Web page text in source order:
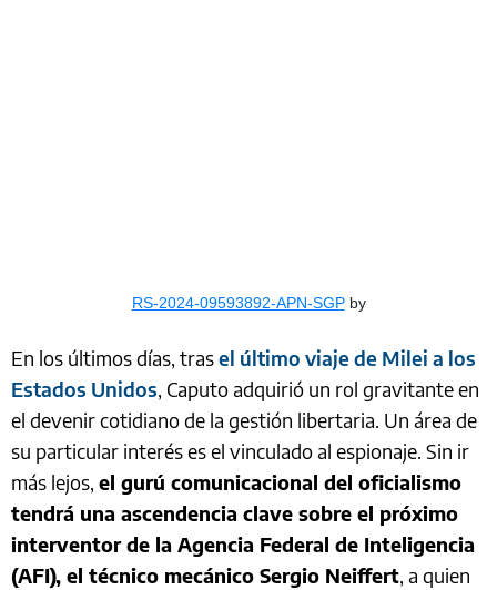
RS-2024-09593892-APN-SGPby
En los últimos días, trasel último viaje de Milei a los
Estados Unidos, Caputo adquirió un rol gravitante en
el devenir cotidiano de la gestión libertaria. Un área de
su particular interés es el vinculado al espionaje. Sin ir
más lejos, el gurú comunicacional del oficialismo
tendrá una ascendencia clave sobre el próximo
interventor de la Agencia Federal de Inteligencia
(AFI), el técnico mecánico Sergio Neiffert, a quien